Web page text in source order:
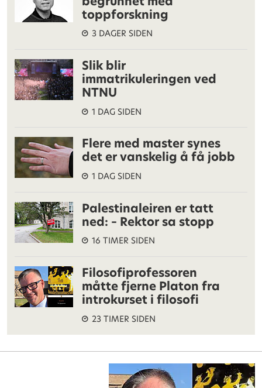
toppforskning
3 DAGER SIDEN
Slik blir
immatrikuleringen ved
NTNU
1 DAG SIDEN
Flere med master synes
det er vanskelig å få jobb
1 DAG SIDEN
Palestinaleiren er tatt
ned: – Rektor sa stopp
16 TIMER SIDEN
Filosofiprofessoren
måtte fjerne Platon fra
introkurset i filosofi
23 TIMER SIDEN